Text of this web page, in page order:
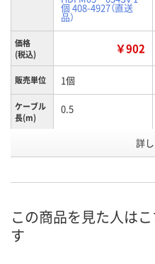
個 408-4927（直送
品）
価格
(税込)
￥902
販売単位 1個
ケーブル
長(m)
0.5
詳
この商品を見た人は
す